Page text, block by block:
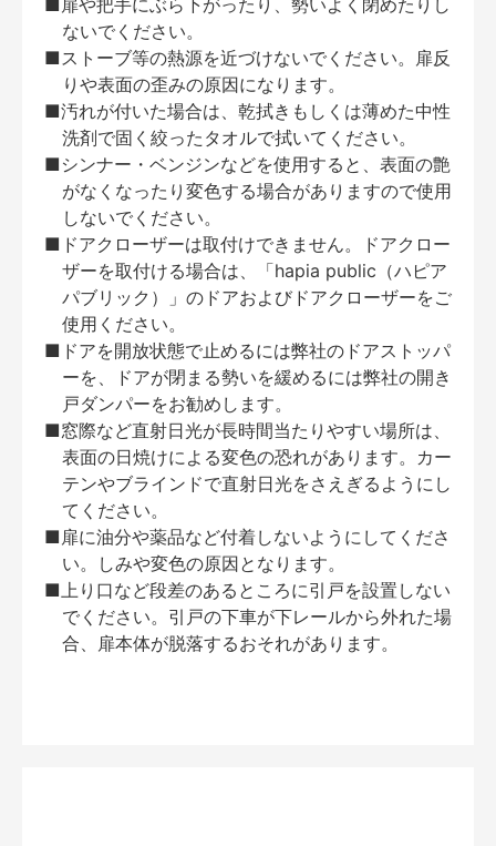
■扉や把手にぶら下がったり、勢いよく閉めたりし
ないでください。
■ストーブ等の熱源を近づけないでください。扉反
りや表面の歪みの原因になります。
■汚れが付いた場合は、乾拭きもしくは薄めた中性
洗剤で固く絞ったタオルで拭いてください。
■シンナー・ベンジンなどを使用すると、表面の艶
がなくなったり変色する場合がありますので使用
しないでください。
■ドアクローザーは取付けできません。ドアクロー
ザーを取付ける場合は、「hapia public（ハピア
パブリック）」のドアおよびドアクローザーをご
使用ください。
■ドアを開放状態で止めるには弊社のドアストッパ
ーを、ドアが閉まる勢いを緩めるには弊社の開き
戸ダンパーをお勧めします。
■窓際など直射日光が長時間当たりやすい場所は、
表面の日焼けによる変色の恐れがあります。カー
テンやブラインドで直射日光をさえぎるようにし
てください。
■扉に油分や薬品など付着しないようにしてくださ
い。しみや変色の原因となります。
■上り口など段差のあるところに引戸を設置しない
でください。引戸の下車が下レールから外れた場
合、扉本体が脱落するおそれがあります。